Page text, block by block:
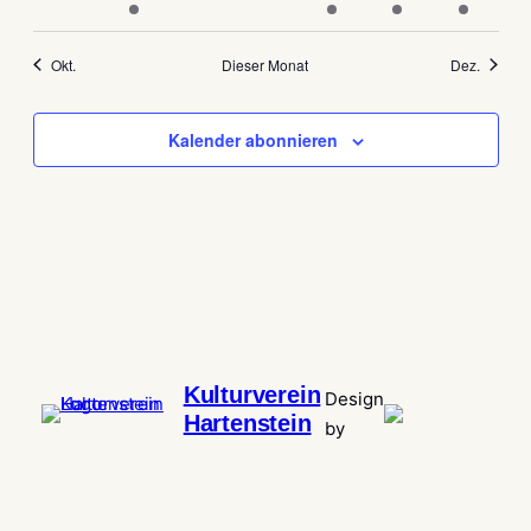
Veranstaltungen
Veranstaltung
Veranstaltungen
VeranstaltungVeranstaltung
Okt. Dieser Monat Dez.
Kalender abonnieren
Kulturverein
Hartenstein
Design
by